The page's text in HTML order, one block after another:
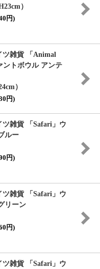
）
円)
ツ雑貨 「Animal
ントボウル アンテ
）
円)
ツ雑貨 「Safari」ウ
ルー
円)
ツ雑貨 「Safari」ウ
リーン
円)
ツ雑貨 「Safari」ウ